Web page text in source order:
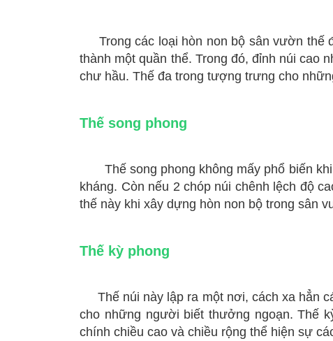
Trong các loại hòn non bộ sân vườn thế
thành một quần thể. Trong đó, đỉnh núi cao
chư hầu. Thế đa trong tượng trưng cho
Thế song phong
Thế song phong không mấy phổ biến khi
kháng. Còn nếu 2 chóp núi chênh lệch độ
thế này khi xây dựng hòn non bộ trong sân
Thế kỳ phong
Thế núi này lập ra một nơi, cách xa hẳn
cho những người biết thưởng ngoạn. Thế
chính chiều cao và chiều rộng thể hiện sự